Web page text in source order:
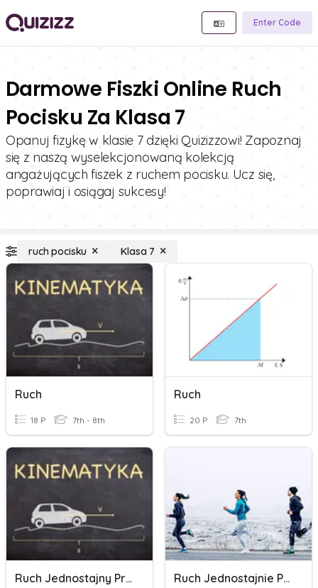
Enter Code
Darmowe Fiszki Online Ruch
Pocisku Za Klasa 7
Opanuj fizykę w klasie 7 dzięki Quizizzowi! Zapoznaj
się z naszą wyselekcjonowaną kolekcją
angażujących fiszek z ruchem pocisku. Ucz się,
poprawiaj i osiągaj sukcesy!
ruch pocisku Klasa 7
Ruch
18 P 7th - 8th
Ruch
20 P 7th
Ruch Jednostajny Prostoliniowy Ruch Jednostajnie Przyspieszony